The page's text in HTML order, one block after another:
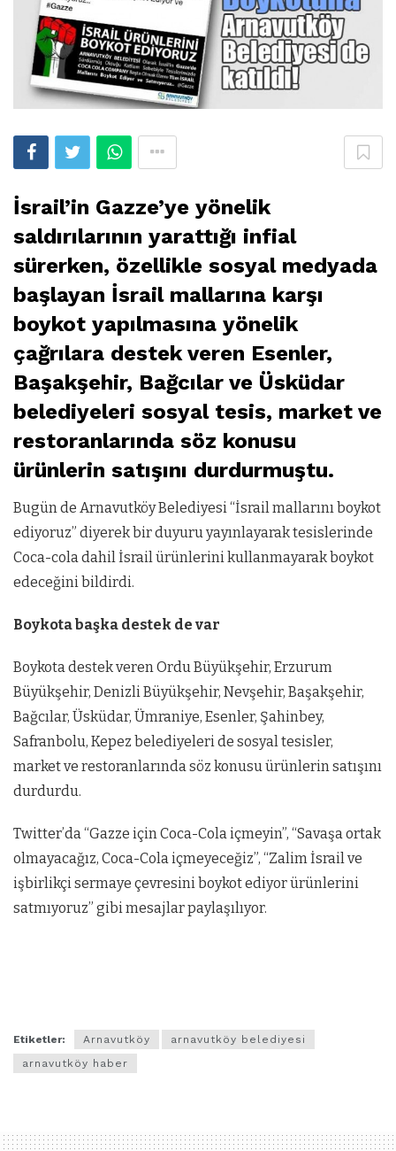
İsrail’in Gazze’ye yönelik
saldırılarının yarattığı infial
sürerken, özellikle sosyal medyada
başlayan İsrail mallarına karşı
boykot yapılmasına yönelik
çağrılara destek veren Esenler,
Başakşehir, Bağcılar ve Üsküdar
belediyeleri sosyal tesis, market ve
restoranlarında söz konusu
ürünlerin satışını durdurmuştu.
Bugün de Arnavutköy Belediyesi “İsrail mallarını boykot
ediyoruz” diyerek bir duyuru yayınlayarak tesislerinde
Coca-cola dahil İsrail ürünlerini kullanmayarak boykot
edeceğini bildirdi.
Boykota başka destek de var
Boykota destek veren Ordu Büyükşehir, Erzurum
Büyükşehir, Denizli Büyükşehir, Nevşehir, Başakşehir,
Bağcılar, Üsküdar, Ümraniye, Esenler, Şahinbey,
Safranbolu, Kepez belediyeleri de sosyal tesisler,
market ve restoranlarında söz konusu ürünlerin satışını
durdurdu.
Twitter’da “Gazze için Coca-Cola içmeyin”, “Savaşa ortak
olmayacağız, Coca-Cola içmeyeceğiz”, “Zalim İsrail ve
işbirlikçi sermaye çevresini boykot ediyor ürünlerini
satmıyoruz” gibi mesajlar paylaşılıyor.
Etiketler: Arnavutköy
arnavutköy belediyesi
arnavutköy haber